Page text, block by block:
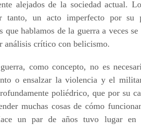
alejados de la sociedad actual.
tanto, un acto imperfecto por su
que hablamos de la guerra a veces
análisis crítico con belicismo.
como concepto, no es
o ensalzar la violencia y el
poliédrico, que por su
muchas cosas de cómo
un par de años tuvo lugar en